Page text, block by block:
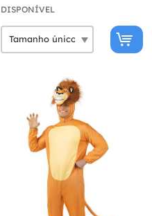
DISPONÍVEL